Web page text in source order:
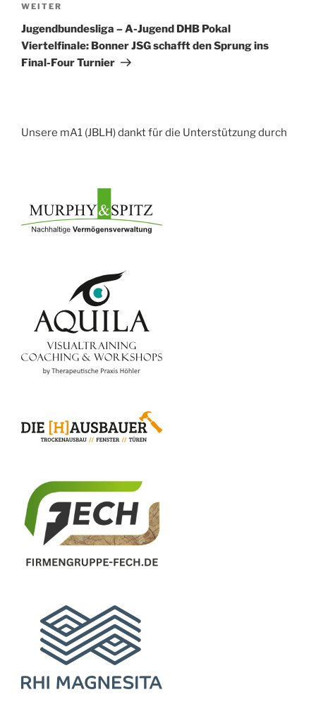
Nächster
Beitrag
WEITER
Jugendbundesliga – A-Jugend DHB Pokal
Viertelfinale: Bonner JSG schafft den Sprung ins
Final-Four Turnier
Unsere mA1 (JBLH) dankt für die Unterstützung durch